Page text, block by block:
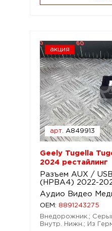
акция
арт. A849913
Geely Tugella
2024 рестайлинг
Разъем AUX /
(HPBA4) 2022-
Аудио Видео
OEM: 8891243275
Внедорожник.;
Внутр. Нижн.; Из